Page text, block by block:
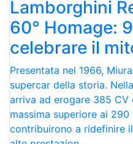
Lamborghini
60° Homage:
celebrare il
Presentata nel 1966,
supercar della storia.
arriva ad erogare 385 CV
massima superiore ai
contribuirono a ridefinire